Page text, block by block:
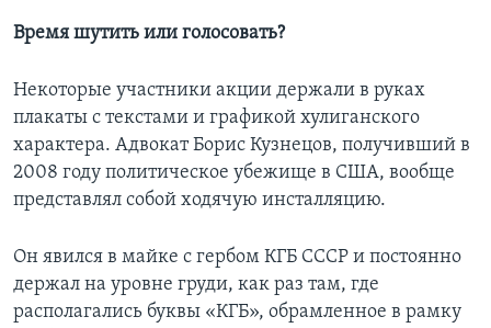
Время шутить или голосовать?
Некоторые участники акции держали в руках
плакаты с текстами и графикой хулиганского
характера. Адвокат Борис Кузнецов, получивший в
2008 году политическое убежище в США, вообще
представлял собой ходячую инсталляцию.
Он явился в майке с гербом КГБ СССР и постоянно
держал на уровне груди, как раз там, где
располагались буквы «КГБ», обрамленное в рамку